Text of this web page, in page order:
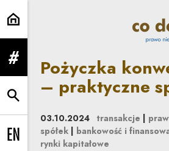
Pożyczka
rozwiń menu
rozwiń wyszukiwarkę
Change language to EN
Pożyczka
– praktyczne
03.10.2024 transakcje
spółek| bankowość i
rynki kapitałowe